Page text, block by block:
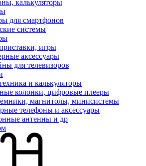
калькуляторы
для смартфонов
системы
игры
аксессуары
для телевизоров
и калькуляторы
колонки, цифровые плееры
магнитолы, минисистемы
телефоны и аксессуары
антенны и др